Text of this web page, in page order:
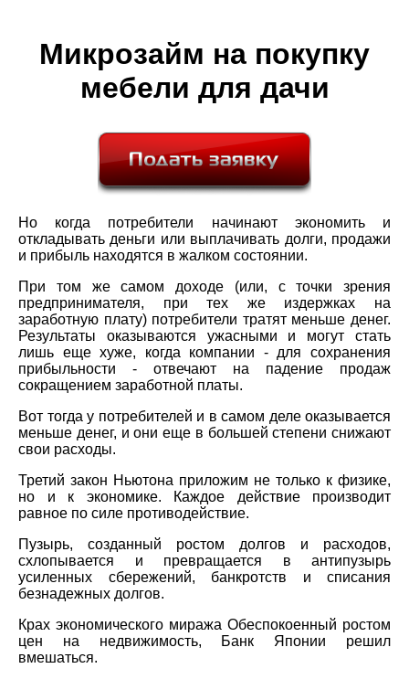
Микрозайм на покупку
мебели для дачи
Но когда потребители начинают экономить и
откладывать деньги или выплачивать долги, продажи
и прибыль находятся в жалком состоянии.
При том же самом доходе (или, с точки зрения
предпринимателя, при тех же издержках на
заработную плату) потребители тратят меньше денег.
Результаты оказываются ужасными и могут стать
лишь еще хуже, когда компании - для сохранения
прибыльности - отвечают на падение продаж
сокращением заработной платы.
Вот тогда у потребителей и в самом деле оказывается
меньше денег, и они еще в большей степени снижают
свои расходы.
Третий закон Ньютона приложим не только к физике,
но и к экономике. Каждое действие производит
равное по силе противодействие.
Пузырь, созданный ростом долгов и расходов,
схлопывается и превращается в антипузырь
усиленных сбережений, банкротств и списания
безнадежных долгов.
Крах экономического миража Обеспокоенный ростом
цен на недвижимость, Банк Японии решил
вмешаться.